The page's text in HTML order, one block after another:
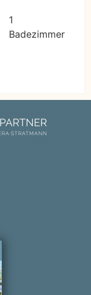
1
Badezimmer